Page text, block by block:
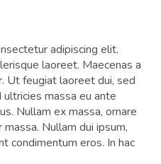
adipiscing elit.
laoreet. Maecenas a
Ut feugiat laoreet dui, sed
massa eu ante
Nullam ex massa, ornare
Nullam dui ipsum,
condimentum eros. In hac